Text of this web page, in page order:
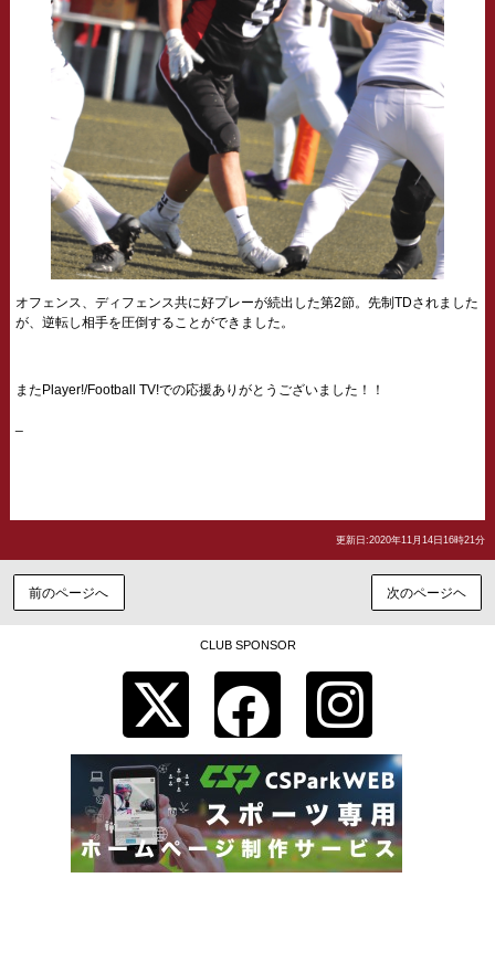
オフェンス、ディフェンス共に好プレーが続出した第2節。先制TDされました
が、逆転し相手を圧倒することができました。
またPlayer!/Football TV!での応援ありがとうございました！！
更新日:2020年11月14日16時21分
前のページへ 次のページヘ
CLUB SPONSOR